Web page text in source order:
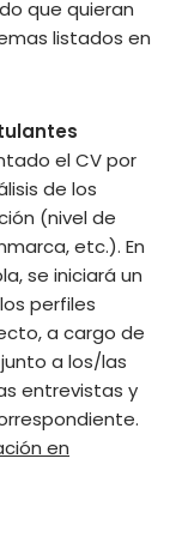
que quieran
listados en
el CV por
de los
(nivel de
etc.). En
se iniciará un
perfiles
a cargo de
a los/las
entrevistas y
en